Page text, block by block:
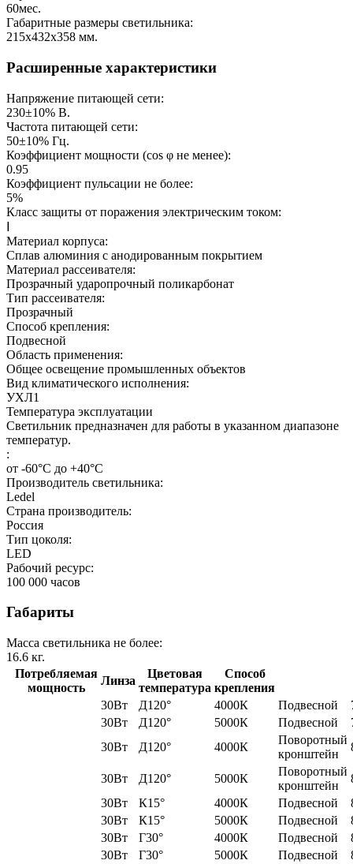
60мес.
Габаритные размеры светильника:
215х432х358 мм.
Расширенные характеристики
Напряжение питающей сети:
230±10% В.
Частота питающей сети:
50±10% Гц.
Коэффициент мощности (cos φ не менее):
0.95
Коэффициент пульсации не более:
5%
Класс защиты от поражения электрическим током:
Материал корпуса:
Сплав алюминия с анодированным покрытием
Материал рассеивателя:
Прозрачный ударопрочный поликарбонат
Тип рассеивателя:
Прозрачный
Способ крепления:
Подвесной
Область применения:
Общее освещение промышленных объектов
Вид климатического исполнения:
УХЛ1
Температура эксплуатации
Светильник предназначен для работы в указанном диапазоне
температур.
:
от -60°С до +40°С
Производитель светильника:
Ledel
Страна производитель:
Россия
Тип цоколя:
LED
Рабочий ресурс:
100 000 часов
Габариты
Масса светильника не более:
16.6 кг.
Потребляемая
мощность
Линза
Цветовая
температура
Способ
крепления
30Вт
Д120° 4000К Подвесной
30Вт
Д120° 5000К Подвесной
30Вт
Д120° 4000К
Поворотный
кронштейн
30Вт Д120° 5000К
Поворотный
кронштейн
30Вт
К15° 4000К Подвесной
30Вт
К15° 5000К Подвесной
30Вт
Г30° 4000К Подвесной
30Вт
Г30° 5000К Подвесной